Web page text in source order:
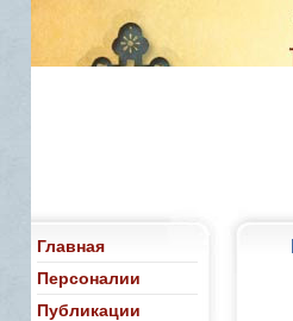
Главная
Персоналии
Публикации